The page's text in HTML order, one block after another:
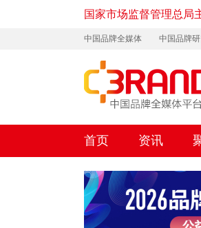
国家市场监督管理总局
中国品牌全媒体 中国品牌
首页 资讯